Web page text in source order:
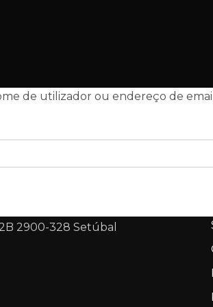
de utilizador ou endereço de
2900-328 Setúbal